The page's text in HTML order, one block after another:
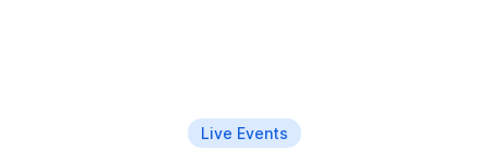
Live Events